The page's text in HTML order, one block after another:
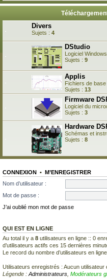
Divers
Sujets : 4
DStudio
Logiciel
Sujets : 9
Applis
Fichiers de base
Sujets : 13
Firmware
Logiciel du
Sujets : 3
Hardware
Schémas et
Sujets : 8
CONNEXION • M’ENREGISTRER
Nom d’utilisateur :
Mot de passe :
J’ai oublié mon mot de passe
QUI EST EN LIGNE
Au total il y a 8 utilisateurs en ligne :: 0
d’utilisateurs actifs ces 15 dernières
Le record du nombre d’utilisateurs en
Utilisateurs enregistrés : Aucun utilisateur
Légende : Administrateurs Modérateurs